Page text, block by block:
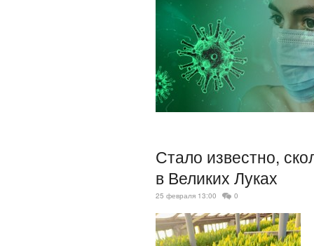
Стало известно,
в Великих Луках
25 февраля 13:00 0